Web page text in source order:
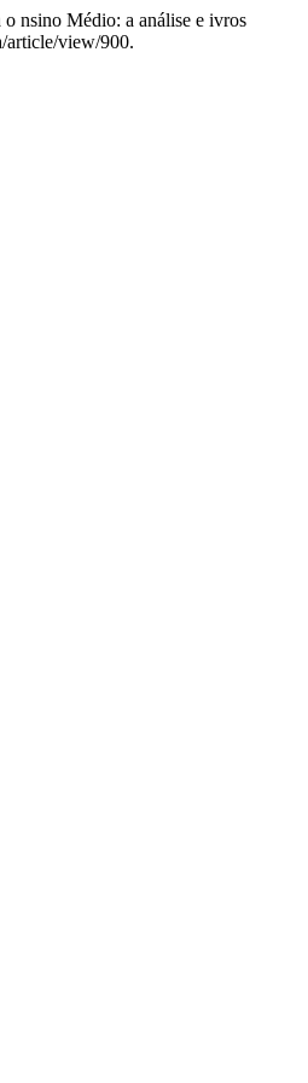
nsino Médio: a análise e ivros
article/view/900.